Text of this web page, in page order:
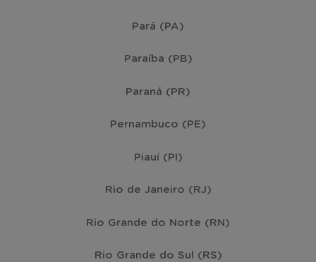
Pará (PA)
Paraíba (PB)
Paraná (PR)
Pernambuco (PE)
Piauí (PI)
Rio de Janeiro (RJ)
Rio Grande do Norte (RN)
Rio Grande do Sul (RS)